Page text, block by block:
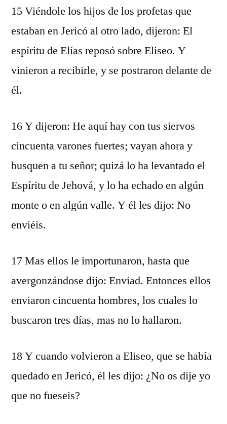
15 Viéndole los hijos de los profetas que
estaban en Jericó al otro lado, dijeron: El
espíritu de Elías reposó sobre Eliseo. Y
vinieron a recibirle, y se postraron delante de
él.
16 Y dijeron: He aquí hay con tus siervos
cincuenta varones fuertes; vayan ahora y
busquen a tu señor; quizá lo ha levantado el
Espíritu de Jehová, y lo ha echado en algún
monte o en algún valle. Y él les dijo: No
enviéis.
17 Mas ellos le importunaron, hasta que
avergonzándose dijo: Enviad. Entonces ellos
enviaron cincuenta hombres, los cuales lo
buscaron tres días, mas no lo hallaron.
18 Y cuando volvieron a Eliseo, que se había
quedado en Jericó, él les dijo: ¿No os dije yo
que no fueseis?